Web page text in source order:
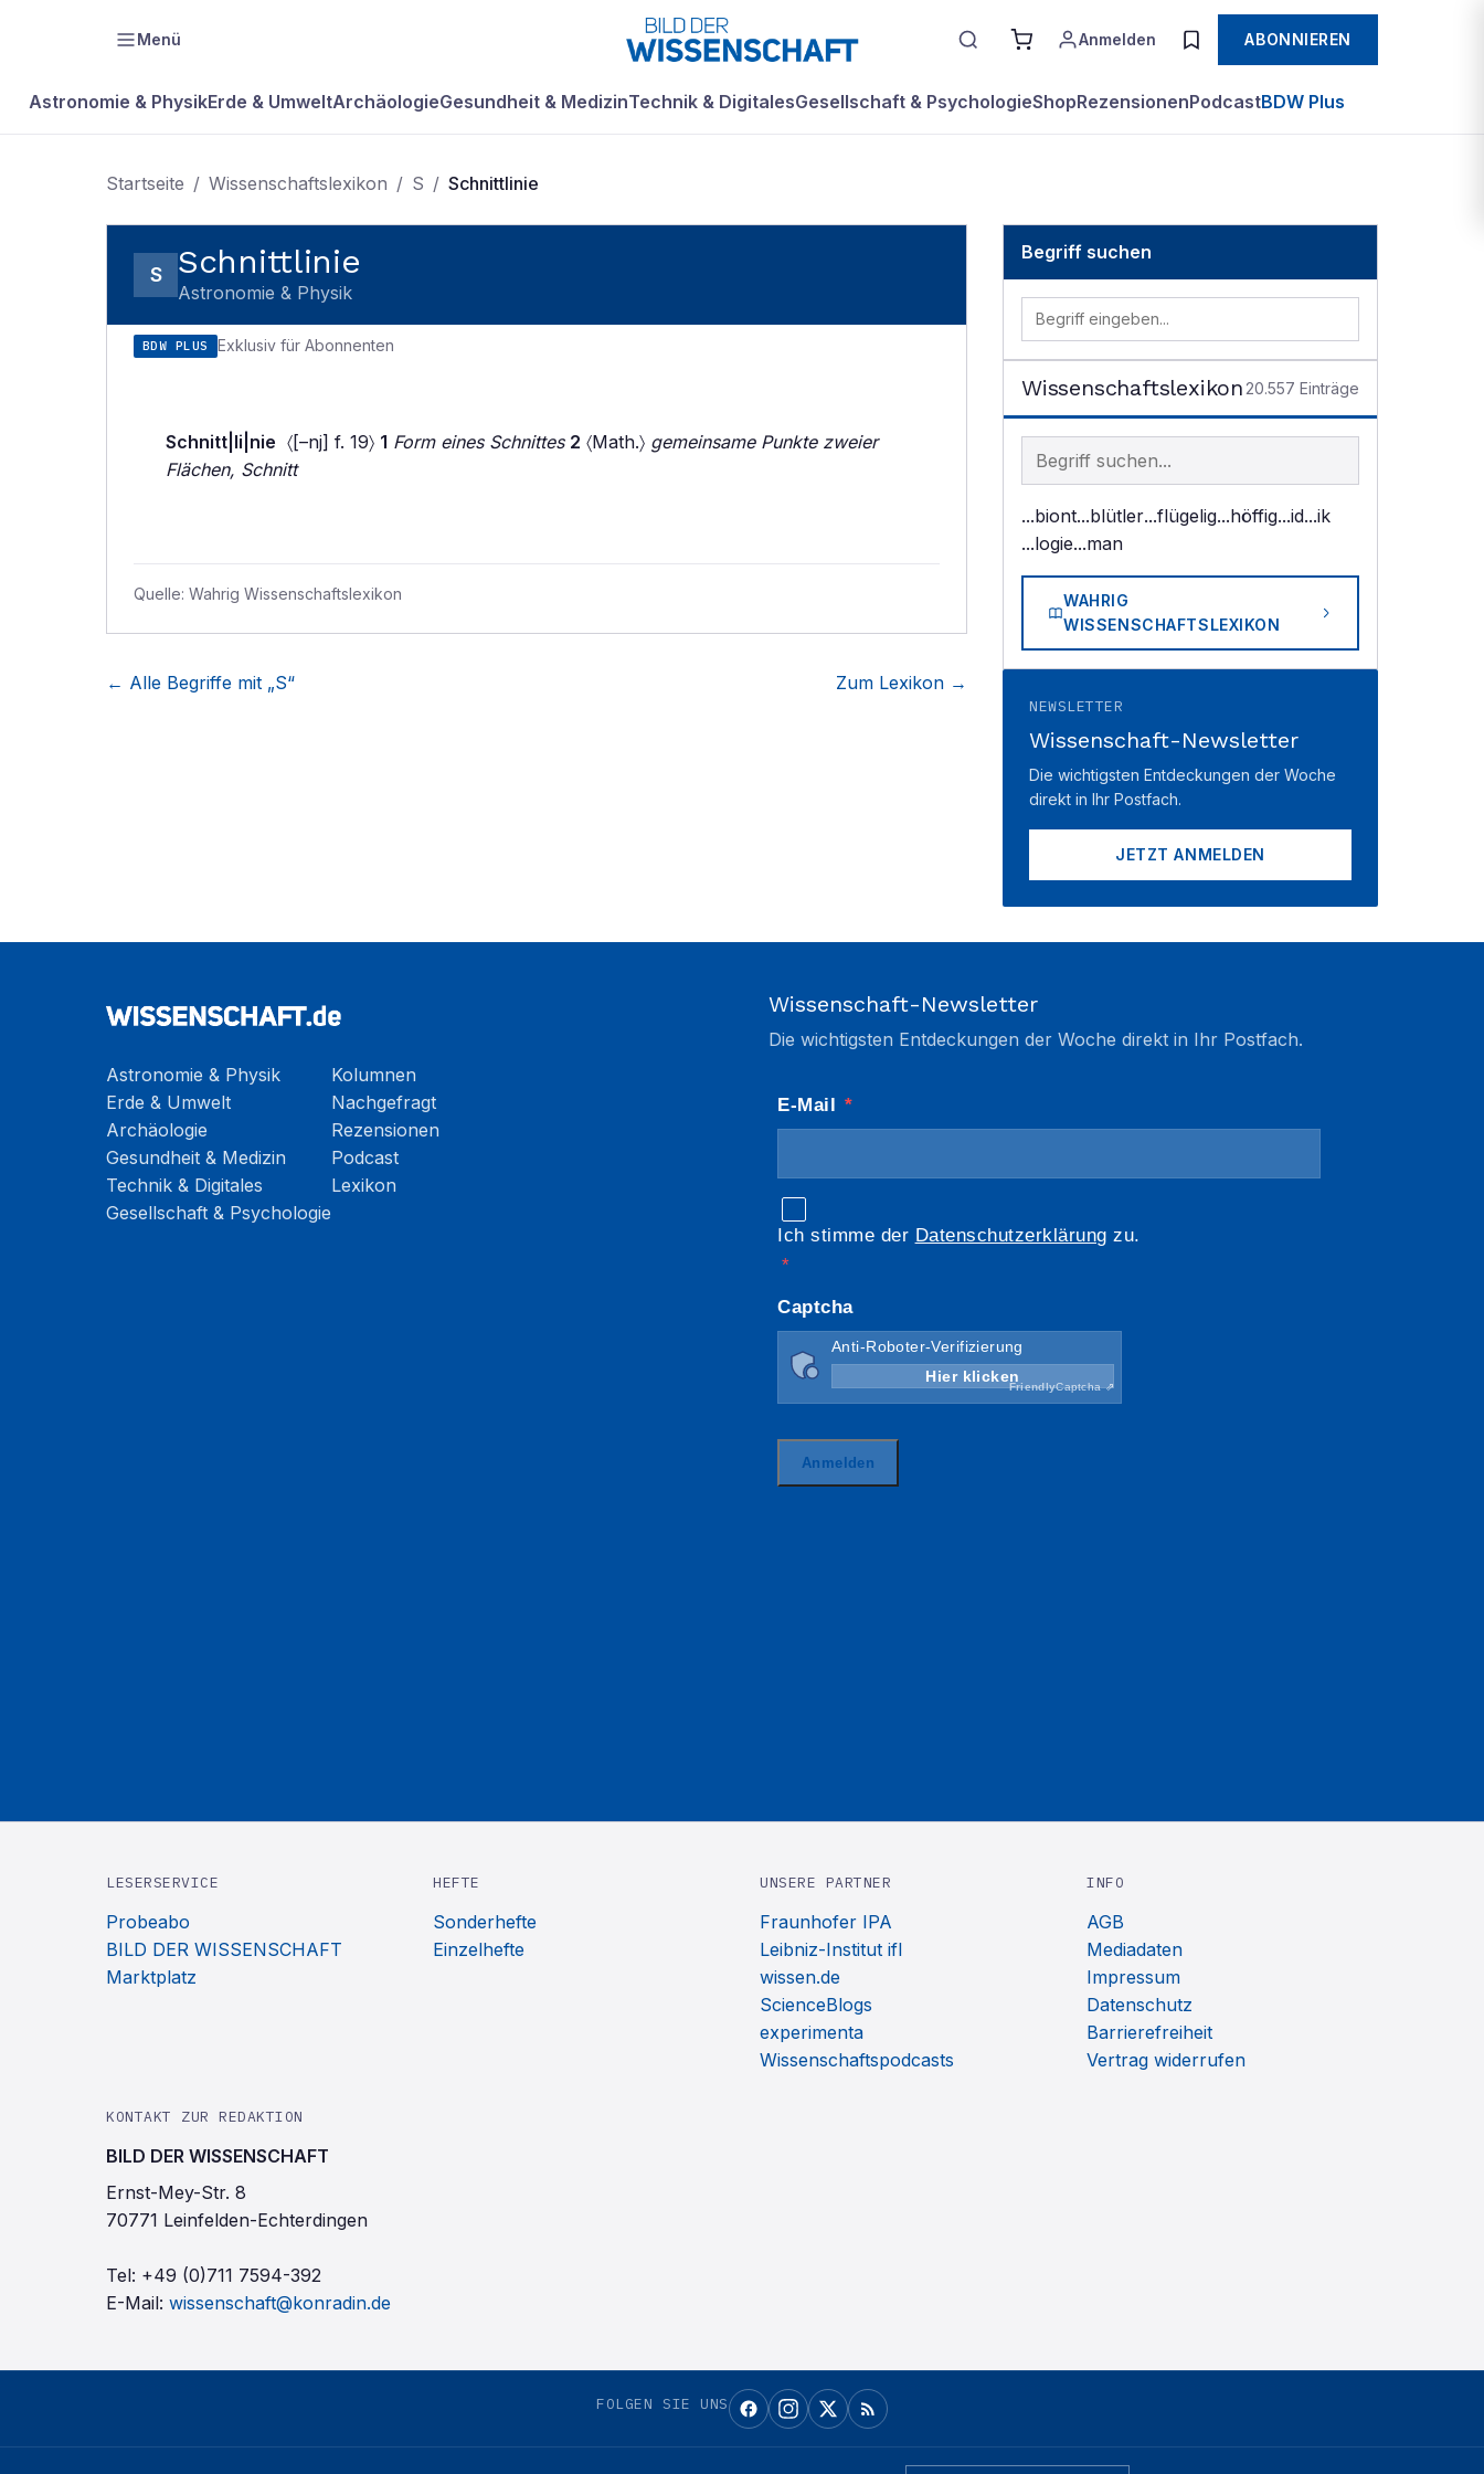
Menü Anmelden ABONNIEREN
Astronomie & PhysikErde & UmweltArchäologieGesundheit & MedizinTechnik & DigitalesGesellschaft & PsychologieShopRezensionenPodcastBDW Plus
Startseite / Wissenschaftslexikon / S / Schnittlinie
S Schnittlinie
Astronomie & Physik
BDW PLUS Exklusiv für Abonnenten
Schnitt|li|nie 〈[–nj] f. 19〉 1 Form eines Schnittes 2 〈Math.〉 gemeinsame Punkte zweier
Flächen, Schnitt
Quelle: Wahrig Wissenschaftslexikon
← Alle Begriffe mit „S“ Zum Lexikon →
Begriff suchen
Wissenschaftslexikon 20.557 Einträge
Begriff im Lexikon suchen
...biont...blütler...flügelig...höffig...id...ik
...logie...man
WAHRIG
WISSENSCHAFTSLEXIKON
NEWSLETTER
Wissenschaft-Newsletter
Die wichtigsten Entdeckungen der Woche
direkt in Ihr Postfach.
JETZT ANMELDEN
Astronomie & Physik
Erde & Umwelt
Archäologie
Gesundheit & Medizin
Technik & Digitales
Gesellschaft & Psychologie
Kolumnen
Nachgefragt
Rezensionen
Podcast
Lexikon
Wissenschaft-Newsletter
Die wichtigsten Entdeckungen der Woche direkt in Ihr Postfach.
LESERSERVICE
Probeabo
BILD DER WISSENSCHAFT
Marktplatz
HEFTE
Sonderhefte
Einzelhefte
UNSERE PARTNER
Fraunhofer IPA
Leibniz-Institut ifl
wissen.de
ScienceBlogs
experimenta
Wissenschaftspodcasts
INFO
AGB
Mediadaten
Impressum
Datenschutz
Barrierefreiheit
Vertrag widerrufen
KONTAKT ZUR REDAKTION
BILD DER WISSENSCHAFT
Ernst-Mey-Str. 8
70771 Leinfelden-Echterdingen
Tel: +49 (0)711 7594-392
E-Mail: wissenschaft@konradin.de
FOLGEN SIE UNS